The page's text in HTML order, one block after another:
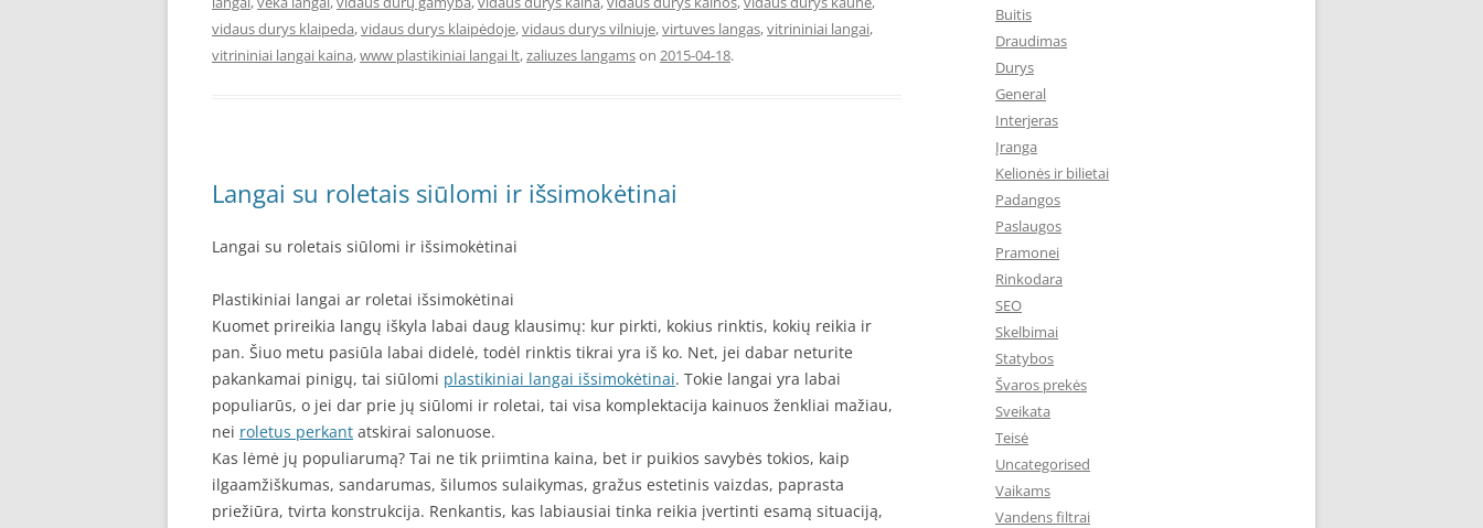
vidaus durys klaipeda,vidaus durys klaipėdoje,vidaus durys vilniuje,virtuves langas,vitrininiai langai,
vitrininiai langai kaina,www plastikiniai langai lt,zaliuzes langamson 2015-04-18.
Langai su roletais siūlomi ir išsimokėtinai
Langai su roletais siūlomi ir išsimokėtinai
Plastikiniai langai ar roletai išsimokėtinai
Kuomet prireikia langų iškyla labai daug klausimų: kur pirkti, kokius rinktis, kokių reikia ir
pan. Šiuo metu pasiūla labai didelė, todėl rinktis tikrai yra iš ko. Net, jei dabar neturite
pakankamai pinigų, tai siūlomi plastikiniai langai išsimokėtinai. Tokie langai yra labai
populiarūs, o jei dar prie jų siūlomi ir roletai, tai visa komplektacija kainuos ženkliai mažiau,
nei roletus perkant atskirai salonuose.
Kas lėmė jų populiarumą? Tai ne tik priimtina kaina, bet ir puikios savybės tokios, kaip
ilgaamžiškumas, sandarumas, šilumos sulaikymas, gražus estetinis vaizdas, paprasta
priežiūra, tvirta konstrukcija. Renkantis, kas labiausiai tinka reikia įvertinti esamą situaciją,
Buitis
Draudimas
Durys
General
Interjeras
Įranga
Kelionės ir bilietai
Padangos
Paslaugos
Pramonei
Rinkodara
SEO
Skelbimai
Statybos
Švaros prekės
Sveikata
Teisė
Uncategorised
Vaikams
Vandens filtrai